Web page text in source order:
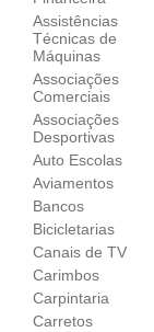
Assistências
Técnicas de
Máquinas
Associações
Comerciais
Associações
Desportivas
Auto Escolas
Aviamentos
Bancos
Bicicletarias
Canais de TV
Carimbos
Carpintaria
Carretos